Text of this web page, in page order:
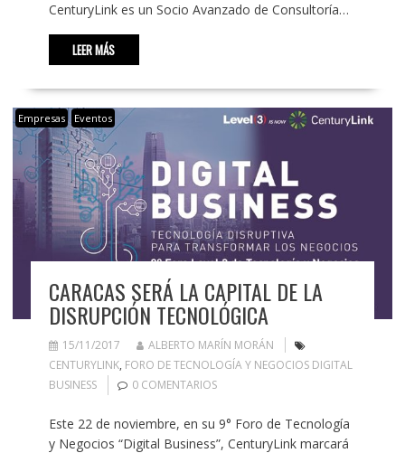
CenturyLink es un Socio Avanzado de Consultoría…
LEER MÁS
Empresas Eventos
CARACAS SERÁ LA CAPITAL DE LA
DISRUPCIÓN TECNOLÓGICA
15/11/2017
ALBERTO MARÍN MORÁN
CENTURYLINK, FORO DE TECNOLOGÍA Y NEGOCIOS DIGITAL
BUSINESS
0 COMENTARIOS
Este 22 de noviembre, en su 9° Foro de Tecnología
y Negocios “Digital Business”, CenturyLink marcará